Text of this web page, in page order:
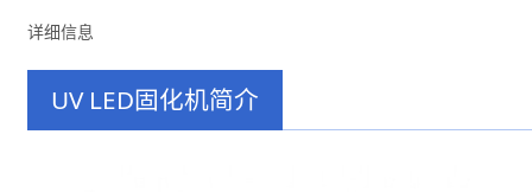
详细信息
UV LED固化机简介